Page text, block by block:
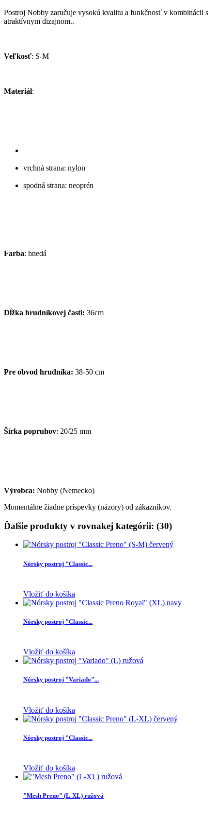
Postroj Nobby zaručuje vysokú kvalitu a funkčnosť v kombinácii s
atraktívnym dizajnom..
Veľkosť: S-M
Materiál:
vrchná strana: nylon
spodná strana: neoprén
Farba: hnedá
Dĺžka hrudníkovej časti: 36cm
Pre obvod hrudníka: 38-50 cm
Šírka popruhov: 20/25 mm
Výrobca: Nobby (Nemecko)
Momentálne žiadne príspevky (názory) od zákazníkov.
Ďalšie produkty v rovnakej kategórii: (30)
Nórsky postroj "Classic...
Vložiť do košíka
Nórsky postroj "Classic...
Vložiť do košíka
Nórsky postroj "Variado"...
Vložiť do košíka
Nórsky postroj "Classic...
Vložiť do košíka
"Mesh Preno" (L-XL) ružová